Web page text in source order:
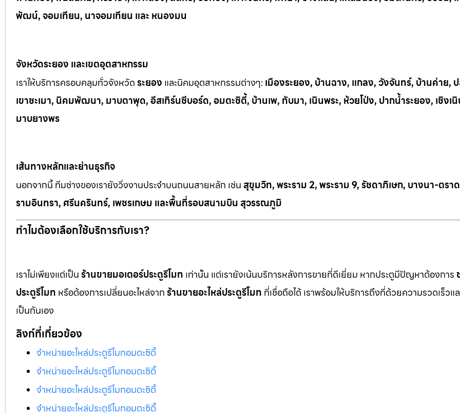
พัฒน์, จอมเทียน, นาจอมเทียน และ หนองมน
จังหวัดระยอง และเขตอุตสาหกรรม
เราให้บริการครอบคลุมทั่วจังหวัดระยอง และนิคมอุตสาหกรรมต่างๆ: เมืองระยอง, บ้านฉาง, แกลง, วังจันทร์, บ้านค่าย,
เขาชะเมา, นิคมพัฒนา, มาบตาพุด, อีสเทิร์นซีบอร์ด, อมตะซิตี้, บ้านเพ, ทับมา, เนินพระ, หวยโป่ง, ปากน้ำระยอง, เชิงเ
มาบยางพร
เส้นทางหลักและย่านธุรกิจ
นอกจากนี้ ทีมช่างของเรายังวิ่งงานประจำบนถนนสายหลัก เช่น สุขุมวิท, พระราม 2, พระราม 9, รัชดาภิเษก, บางนา-ตรา
รามอินทรา, ศรีนครินทร์, เพชรเกษม และพื้นที่รอบสนามบิน สุวรรณภูมิ
ทำไมต้องเลือกใช้บริการกับเรา?
เราไม่เพียงแต่เป็นร้านขายมอเตอร์ประตูรีโมท เท่านั้น แต่เรายังเน้นบริการหลังการขายที่ดีเยี่ยม หากประตูมีปัญหาต้องการ
ประตูรีโมท หรือต้องการเปลี่ยนอะไหล่จากร้านขายอะไหล่ประตูรีโมท ที่เชื่อถือได้ เราพร้อมให้บริการถึงที่ด้วยความรวดเร็วแ
เป็นกันเอง
ลิงก์ที่เกี่ยวข้อง
จำหน่ายอะไหล่ประตูรีโมทอมตะซิตี้
จำหน่ายอะไหล่ประตูรีโมทอมตะซิตี้
จำหน่ายอะไหล่ประตูรีโมทอมตะซิตี้
จำหน่ายอะไหล่ประตูรีโมทอมตะซิตี้